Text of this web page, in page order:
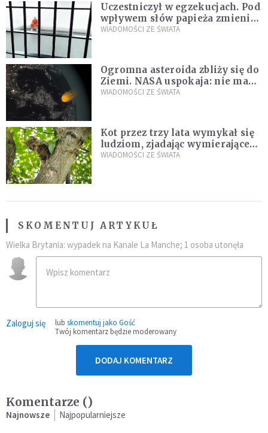
Uczestniczył w egzekucjach. Pod
wpływem słów papieża zmienił
zdanie
WIADOMOŚCI ZE ŚWIATA
Ogromna asteroida zbliży się do
Ziemi. NASA uspokaja: nie ma
zagrożenia
WIADOMOŚCI ZE ŚWIATA
Kot przez trzy lata wymykał się
ludziom, zjadając wymierające
kaczki. W końcu popełnił
WIADOMOŚCI ZE ŚWIATA
SKOMENTUJ ARTYKUŁ
Wielka Brytania: wypadek na Kanale La Manche; 1 osoba utonęła
Zaloguj się lub skomentuj jako Gość
Twój komentarz będzie moderowany
DODAJ KOMENTARZ
Komentarze ()
Najnowsze Najpopularniejsze